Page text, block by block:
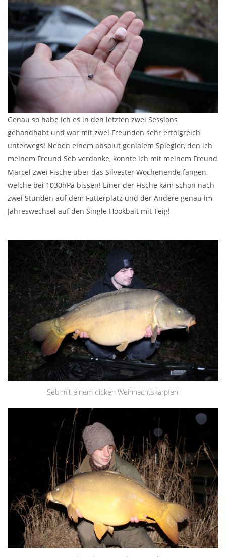
Genau so habe ich es in den letzten zwei Sessions
gehandhabt und war mit zwei Freunden sehr erfolgreich
unterwegs! Neben einem absolut genialem Spiegler, den ich
meinem Freund Seb verdanke, konnte ich mit meinem Freund
Marcel zwei Fische über das Silvester Wochenende fangen,
welche bei 1030hPa bissen! Einer der Fische kam schon nach
zwei Stunden auf dem Futterplatz und der Andere genau im
Jahreswechsel auf den Single Hookbait mit Teig!
Seb mit einem dicken Weihnachtskarpfen!